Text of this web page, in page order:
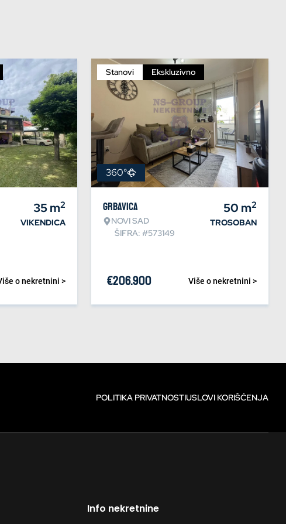
35m2
VIKENDICA
o nekretnini >
Stanovi Ekskluzivno
360°
Grbavica
NOVI SAD
ŠIFRA: #573149
50 m2
TROSOBAN
Više o nekretnini >
€206.900
POLITIKA PRIVATNOSTIUSLOVI KORIŠĆENJA
Info nekretnine